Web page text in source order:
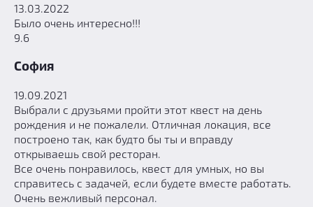
13.03.2022
Было очень интересно!!!
9.6
София
19.09.2021
Выбрали с друзьями пройти этот квест на день
рождения и не пожалели. Отличная локация, все
построено так, как будто бы ты и вправду
открываешь свой ресторан.
Все очень понравилось, квест для умных, но вы
справитесь с задачей, если будете вместе работать.
Очень вежливый персонал.